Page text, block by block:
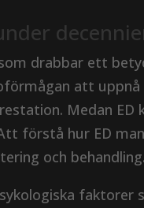
drabbar ett
att
Medan ED
förstå hur ED
och behandling.
faktorer